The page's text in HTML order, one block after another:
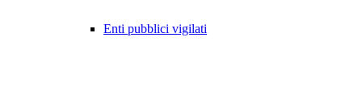
Enti pubblici vigilati